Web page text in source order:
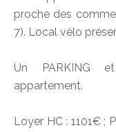
proche des
7). Local vélo
Un PARKING
appartement.
Loyer HC : 1101€ ;